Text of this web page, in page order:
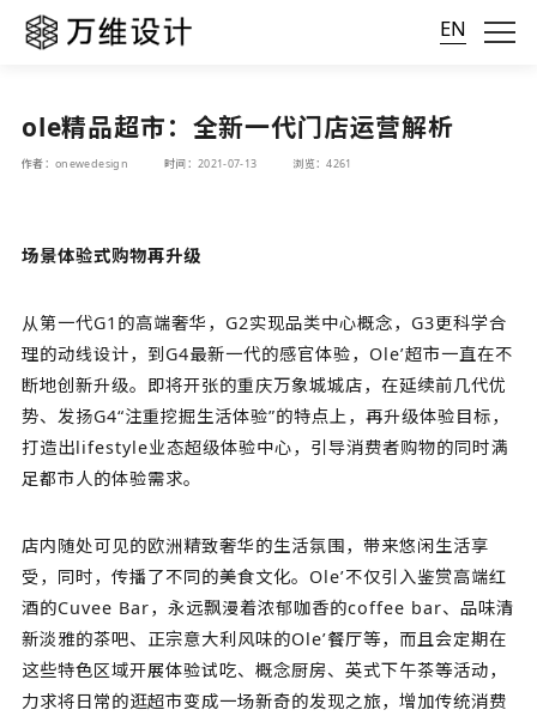
EN
ole精品超市：全新一代门店运营解析
作者：onewedesign 时间：2021-07-13 浏览：4261
场景体验式购物再升级
从第一代G1的高端奢华，G2实现品类中心概念，G3更科学合
理的动线设计，到G4最新一代的感官体验，Ole’超市一直在不
断地创新升级。即将开张的重庆万象城城店，在延续前几代优
势、发扬G4“注重挖掘生活体验”的特点上，再升级体验目标，
打造出lifestyle业态超级体验中心，引导消费者购物的同时满
足都市人的体验需求。
店内随处可见的欧洲精致奢华的生活氛围，带来悠闲生活享
受，同时，传播了不同的美食文化。Ole’不仅引入鉴赏高端红
酒的Cuvee Bar，永远飘漫着浓郁咖香的coffee bar、品味清
新淡雅的茶吧、正宗意大利风味的Ole’餐厅等，而且会定期在
这些特色区域开展体验试吃、概念厨房、英式下午茶等活动，
力求将日常的逛超市变成一场新奇的发现之旅，增加传统消费